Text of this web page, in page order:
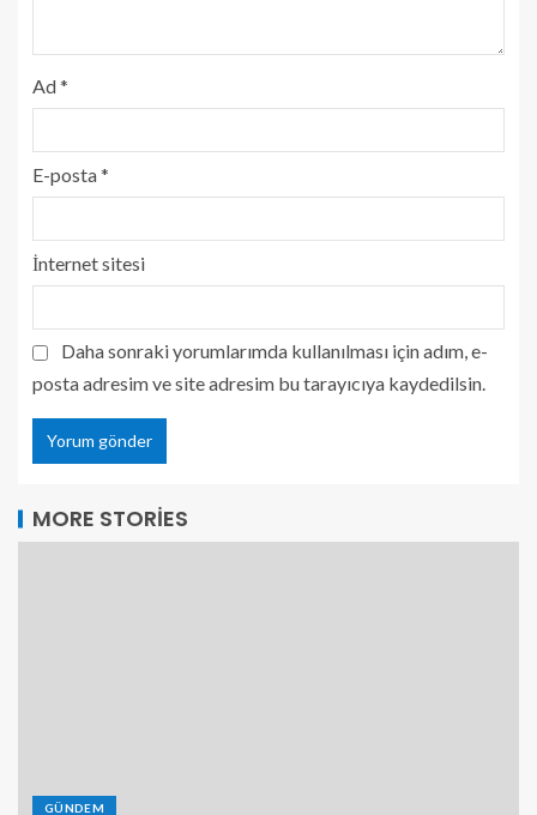
Ad*
E-posta*
İnternet sitesi
Daha sonraki yorumlarımda kullanılması için adım, e-
posta adresim ve site adresim bu tarayıcıya kaydedilsin.
MORE STORIES
GÜNDEM